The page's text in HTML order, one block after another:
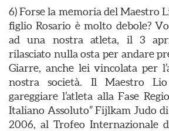
6) Forse la memoria del Maestro
figlio Rosario è molto debole?
ad una nostra atleta, il 3
rilasciato nulla osta per andare
Giarre, anche lei vincolata per
nostra società. Il Maestro
gareggiare l’atleta alla Fase
Italiano Assoluto” Fijlkam Judo
2006, al Trofeo Internazionale